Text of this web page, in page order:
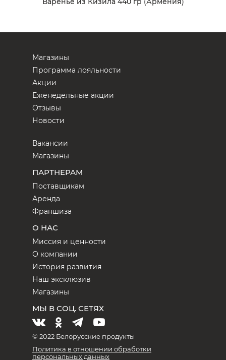
Магазины
Программа лояльности
Акции
Еженедельные акции
Отзывы
Новости
Вакансии
Магазины
ПАРТНЕРАМ
Поставщикам
Аренда
Франшиза
О НАС
Миссия и ценности
О компании
История развития
Наш эксклюзив
Магазины
МЫ В СОЦ. СЕТЯХ
© 2022 Белорусские продукты
Политика в отношении обработки
персональных данных